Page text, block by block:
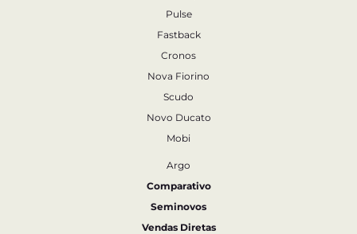
Pulse
Fastback
Cronos
Nova Fiorino
Scudo
Novo Ducato
Mobi
Argo
Comparativo
Seminovos
Vendas Diretas